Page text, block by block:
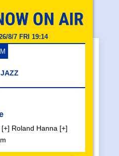
8/7 FRI 19:14
Roland Hanna [+]